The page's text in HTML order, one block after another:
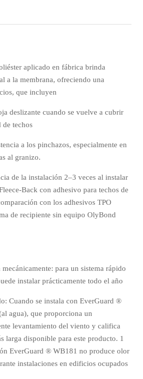
aplicado en fábrica brinda
a la membrana, ofreciendo una
que incluyen
deslizante cuando se vuelve a cubrir
de techos
a los pinchazos, especialmente en
al granizo.
de la instalación 2–3 veces al instalar
Back con adhesivo para techos de
con los adhesivos TPO
de recipiente sin equipo OlyBond
para un sistema rápido
instalar prácticamente todo el año
Cuando se instala con EverGuard ®
agua), que proporciona un
levantamiento del viento y califica
larga disponible para este producto. 1
EverGuard ® WB181 no produce olor
instalaciones en edificios ocupados